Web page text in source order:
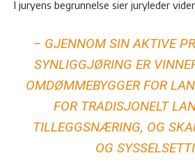
I juryens begrunnelse sier juryleder
– GJENNOM SIN AKTIVE
SYNLIGGJØRING ER
OMDØMMEBYGGER FOR
FOR TRADISJONELT
TILLEGGSNÆRING, OG
OG